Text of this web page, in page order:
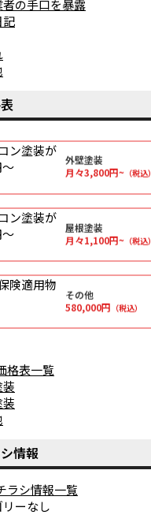
の手口を暴露
記
外壁塗装
月々3,800円~（税込）
屋根塗装
月々1,100円~（税込）
その他
580,000円 （税込）
格表一覧
情報
ラシ情報一覧
ーなし